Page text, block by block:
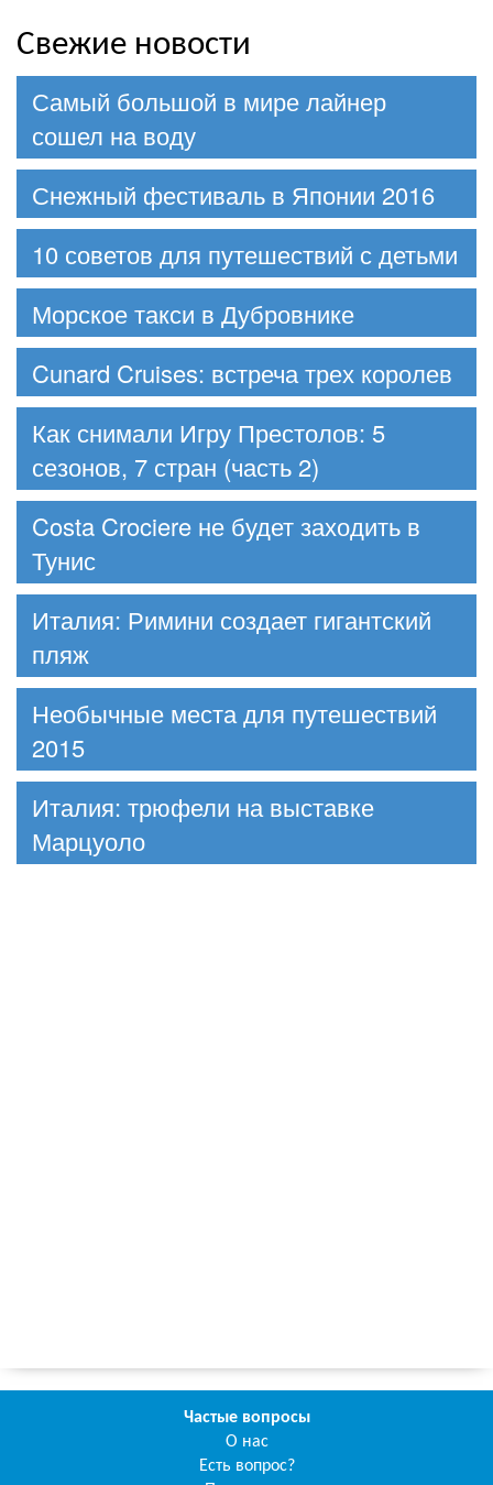
Свежие новости
Самый большой в мире лайнер
сошел на воду
Снежный фестиваль в Японии 2016
10 советов для путешествий с детьми
Морское такси в Дубровнике
Cunard Cruises: встреча трех королев
Как снимали Игру Престолов: 5
сезонов, 7 стран (часть 2)
Costa Crociere не будет заходить в
Тунис
Италия: Римини создает гигантский
пляж
Необычные места для путешествий
2015
Италия: трюфели на выставке
Марцуоло
Частые вопросы
О нас
Есть вопрос?